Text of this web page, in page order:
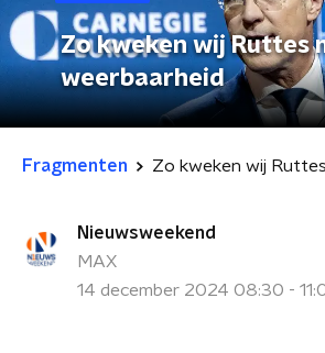
Zo kweken wij Ruttes
weerbaarheid
Fragmenten
Nieuwsweekend
MAX
14 december 2024 08:30 -